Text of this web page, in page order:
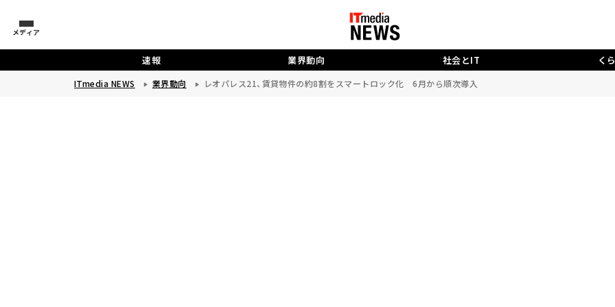
メディア
速報 業界動向 社会とIT く
ITmedia NEWS 業界動向 レオパレス21、賃貸物件の約8割をスマートロック化 6月から順次導入